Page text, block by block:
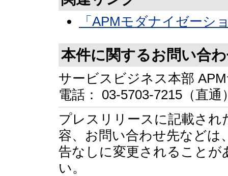
「APMモダナイゼーシ
本件に関するお問い合
サービスビジネス本部
電話： 03-5703-7215（直通
プレスリリースに記載され
容、お問い合わせ先などは
告なしに変更されること
い。